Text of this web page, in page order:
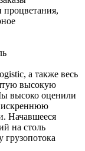
процветания,
а также весь
высокую
высоко оценили
искреннюю
Начавшееся
на столь
грузопотока